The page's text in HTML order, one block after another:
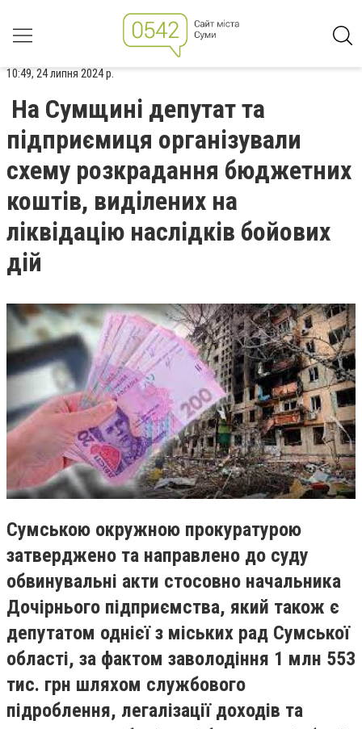
10:49, 24 липня 2024 р.
На Сумщині депутат та
підприємиця організували
схему розкрадання бюджетних
коштів, виділених на
ліквідацію наслідків бойових
дій
Сумською окружною прокуратурою
затверджено та направлено до суду
обвинувальні акти стосовно начальника
Дочірнього підприємства, який також є
депутатом однієї з міських рад Сумської
області, за фактом заволодіння 1 млн 553
тис. грн шляхом службового
підроблення, легалізації доходів та